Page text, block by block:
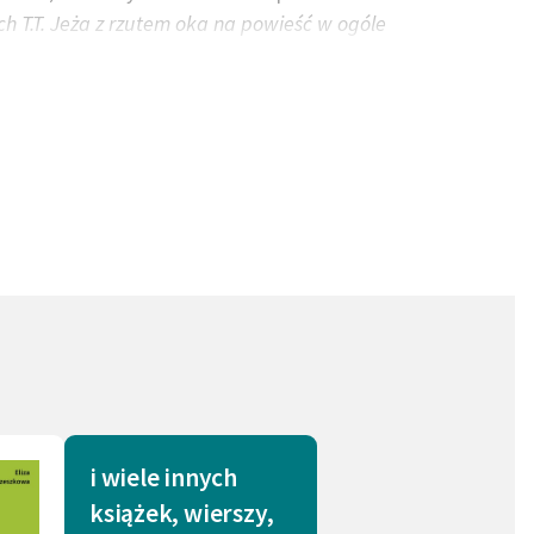
T.T. Jeża z rzutem oka na powieść w ogóle
i wiele innych
książek, wierszy,